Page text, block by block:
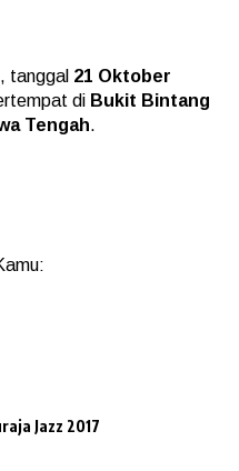
, tanggal 21 Oktober
di Bukit Bintang
Tengah.
Jazz 2017